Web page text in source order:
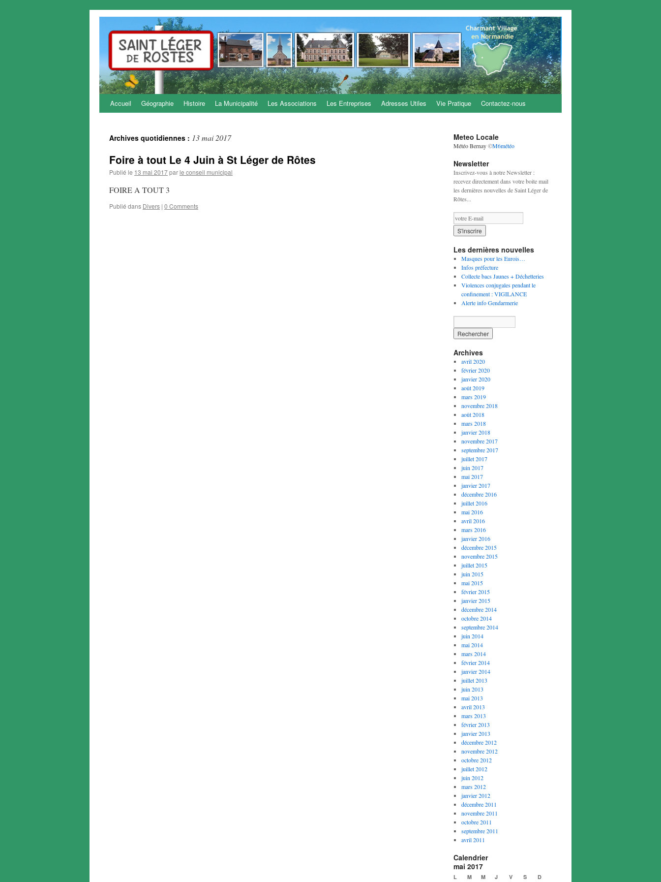
Aller
contenu
Accueil Géographie Histoire La Municipalité Les Associations Les Entreprises Adresses Utiles Vie Pratique Contactez-nous
Archives quotidiennes : 13 mai 2017
Foire à tout Le 4 Juin à St Léger de Rôtes
Publié le 13 mai 2017parle conseil municipal
FOIRE A TOUT 3
Publié dans Divers | 0 Comments
Meteo Locale
Météo Bernay©M6météo
Newsletter
Inscrivez-vous à notre Newsletter :
recevez directement dans votre boite mail
les dernières nouvelles de Saint Léger de
Rôtes...
Les dernières nouvelles
Masques pour les Eurois…
Infos préfecture
Collecte bacs Jaunes + Déchetteries
Violences conjugales pendant le
confinement : VIGILANCE
Alerte info Gendarmerie
Archives
avril 2020
février 2020
janvier 2020
août 2019
mars 2019
novembre 2018
août 2018
mars 2018
janvier 2018
novembre 2017
septembre 2017
juillet 2017
juin 2017
mai 2017
janvier 2017
décembre 2016
juillet 2016
mai 2016
avril 2016
mars 2016
janvier 2016
décembre 2015
novembre 2015
juillet 2015
juin 2015
mai 2015
février 2015
janvier 2015
décembre 2014
octobre 2014
septembre 2014
juin 2014
mai 2014
mars 2014
février 2014
janvier 2014
juillet 2013
juin 2013
mai 2013
avril 2013
mars 2013
février 2013
janvier 2013
décembre 2012
novembre 2012
octobre 2012
juillet 2012
juin 2012
mars 2012
janvier 2012
décembre 2011
novembre 2011
octobre 2011
septembre 2011
avril 2011
Calendrier
mai 2017
L M M J V S D